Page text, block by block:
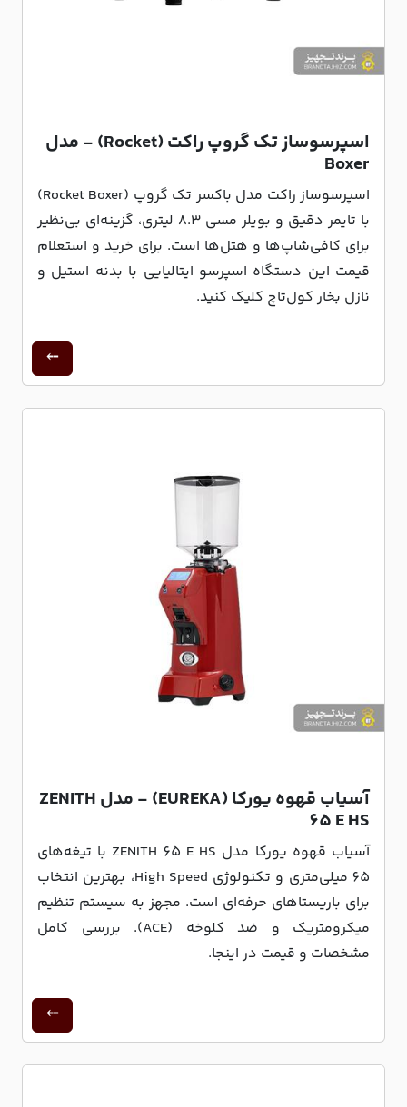
اسپرسوساز تک گروپ راکت (Rocket) - مدل
Boxer
اسپرسوساز راکت مدل باکسر تک گروپ (Rocket Boxer)
با تایمر دقیق و بویلر مسی 8.3 لیتری، گزینه‌ای بی‌نظیر
برای کافی‌شاپ‌ها و هتل‌ها است. برای خرید و استعلام
قیمت این دستگاه اسپرسو ایتالیایی با بدنه استیل و
نازل بخار کول‌تاچ کلیک کنید.
آسیاب قهوه یورکا (EUREKA) - مدل ZENITH
65 E HS
آسیاب قهوه یورکا مدل ZENITH 65 E HS با تیغه‌های
65 میلی‌متری و تکنولوژی High Speed، بهترین انتخاب
برای باریستاهای حرفه‌ای است. مجهز به سیستم تنظیم
میکرومتریک و ضد کلوخه (ACE). بررسی کامل
مشخصات و قیمت در اینجا.